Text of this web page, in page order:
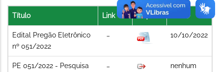
Título Link Arquivo
Edital Pregão Eletrônico
nº 051/2022
10/10/2022
PE 051/2022 - Pesquisa
nenhum